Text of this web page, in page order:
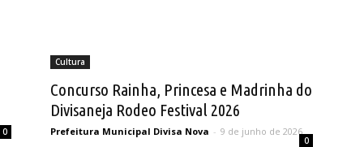
0
Cultura
Concurso Rainha, Princesa e Madrinha do
Divisaneja Rodeo Festival 2026
Prefeitura Municipal Divisa Nova - 9 de junho de 2026
0